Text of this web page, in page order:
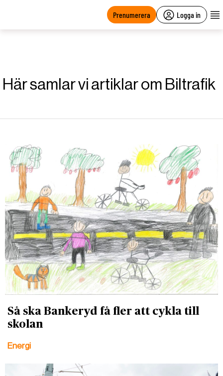
Prenumerera Logga in
Här samlar vi artiklar om Biltrafik
Så ska Bankeryd få fler att cykla till
skolan
Energi